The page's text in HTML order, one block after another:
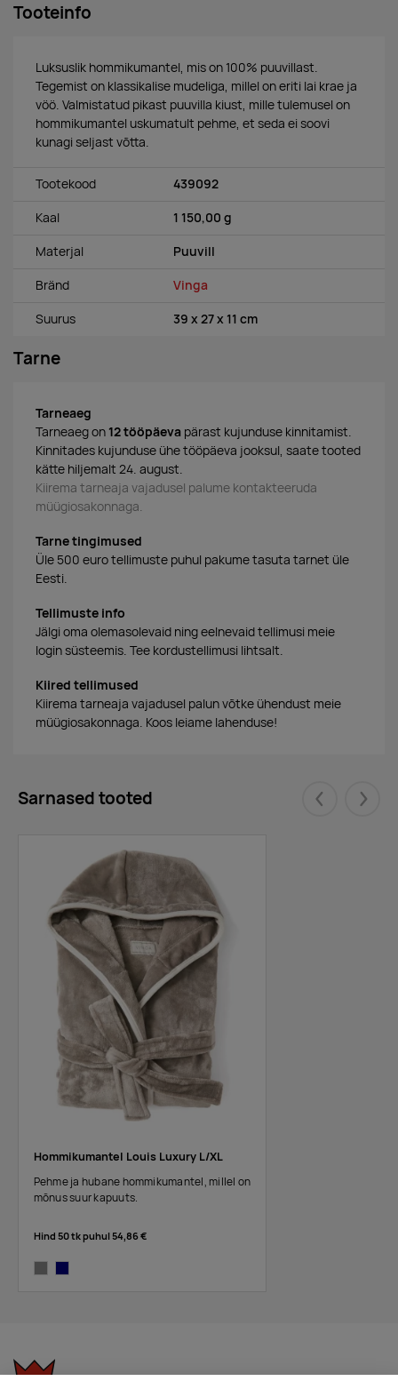
Tooteinfo
Luksuslik hommikumantel, mis on 100% puuvillast.
Tegemist on klassikalise mudeliga, millel on eriti lai krae ja
vöö. Valmistatud pikast puuvilla kiust, mille tulemusel on
hommikumantel uskumatult pehme, et seda ei soovi
kunagi seljast võtta.
Tootekood 439092
Kaal 1 150,00 g
Materjal Puuvill
Bränd Vinga
Suurus 39 x 27 x 11 cm
Tarne
Tarneaeg
Tarneaeg on 12 tööpäeva pärast kujunduse kinnitamist.
Kinnitades kujunduse ühe tööpäeva jooksul, saate tooted
kätte hiljemalt 24. august.
Kiirema tarneaja vajadusel palume kontakteeruda
müügiosakonnaga.
Tarne tingimused
Üle 500 euro tellimuste puhul pakume tasuta tarnet üle
Eesti.
Tellimuste info
Jälgi oma olemasolevaid ning eelnevaid tellimusi meie
login süsteemis. Tee kordustellimusi lihtsalt.
Kiired tellimused
Kiirema tarneaja vajadusel palun võtke ühendust meie
müügiosakonnaga. Koos leiame lahenduse!
Sarnased tooted Eelmised
Hommikumantel Louis Luxury L/XL
Pehme ja hubane hommikumantel, millel on
mõnus suur kapuuts.
Hind 50 tk puhul54,86 €